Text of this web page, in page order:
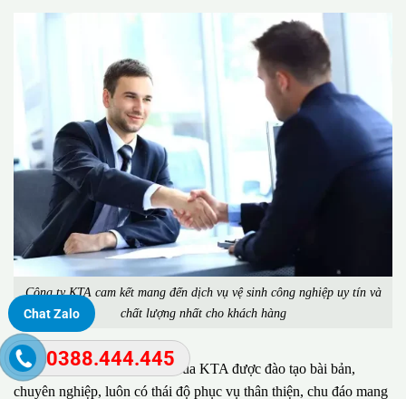
Công ty KTA cam kết mang đến dịch vụ vệ sinh công nghiệp uy tín và
chất lượng nhất cho khách hàng
Đặc biệt, đội ngũ nhân viên của KTA được đào tạo bài bản,
chuyên nghiệp, luôn có thái độ phục vụ thân thiện, chu đáo mang
Chat Zalo
0388.444.445